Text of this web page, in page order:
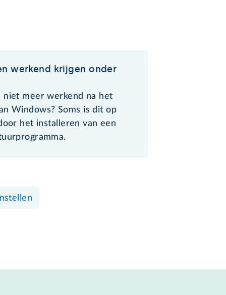
werkend krijgen onder
niet meer werkend na het
Windows? Soms is dit op
het installeren van een